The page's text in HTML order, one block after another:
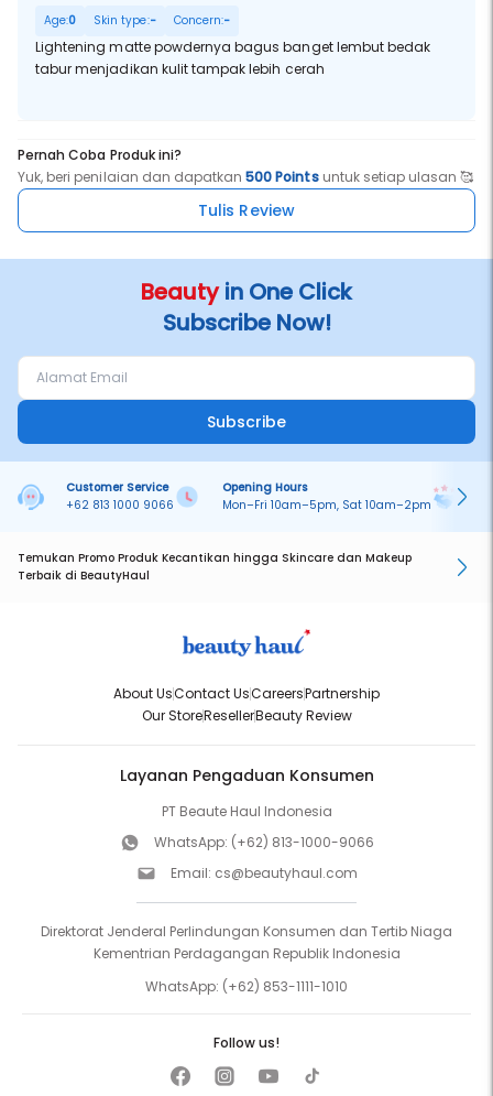
Age:0 Skin type:- Concern:-
Lightening matte powdernya bagus banget lembut bedak
tabur menjadikan kulit tampak lebih cerah
Pernah Coba Produk ini?
Yuk, beri penilaian dan dapatkan500 Pointsuntuk setiap ulasan 🥰
Tulis Review
Beautyin One Click
Subscribe Now!
Subscribe
Customer Service
+62 813 1000 9066
Opening Hours
Mon–Fri 10am–5pm, Sat 10am–2pm
Temukan Promo Produk Kecantikan hingga Skincare dan Makeup
Terbaik di BeautyHaul
About UsContact UsCareersPartnership
Our StoreResellerBeauty Review
Layanan Pengaduan Konsumen
PT Beaute Haul Indonesia
WhatsApp: (+62) 813-1000-9066
Email: cs@beautyhaul.com
Direktorat Jenderal Perlindungan Konsumen dan Tertib Niaga
Kementrian Perdagangan Republik Indonesia
WhatsApp: (+62) 853-1111-1010
Follow us!